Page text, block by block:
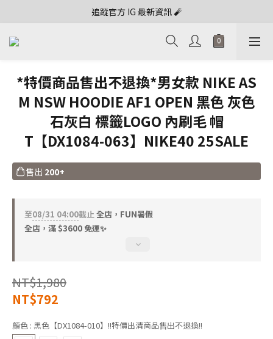
追蹤官方 IG 最新資訊 🧨
*特價商品售出不退換*男女款 NIKE AS
M NSW HOODIE AF1 OPEN 黑色 灰色
石灰白 標籤LOGO 內刷毛 帽
T【DX1084-063】NIKE40 25SALE
售出 200+
至08/31 04:00截止全店，FUN暑假
全店，滿 $3600 免運✨
NT$1,980
NT$792
顏色 : 黑色【DX1084-010】!!特價出清商品售出不退換!!